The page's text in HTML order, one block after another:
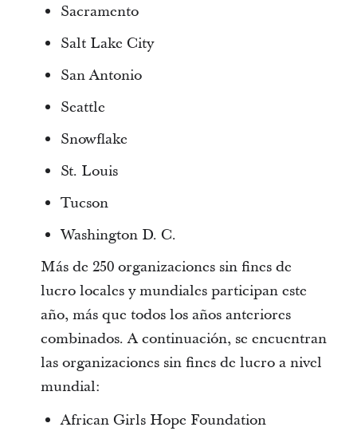
Sacramento
Salt Lake City
San Antonio
Seattle
Snowflake
St. Louis
Tucson
Washington D. C.
Más de 250 organizaciones sin fines de
lucro locales y mundiales participan este
año, más que todos los años anteriores
combinados. A continuación, se encuentran
las organizaciones sin fines de lucro a nivel
mundial:
African Girls Hope Foundation